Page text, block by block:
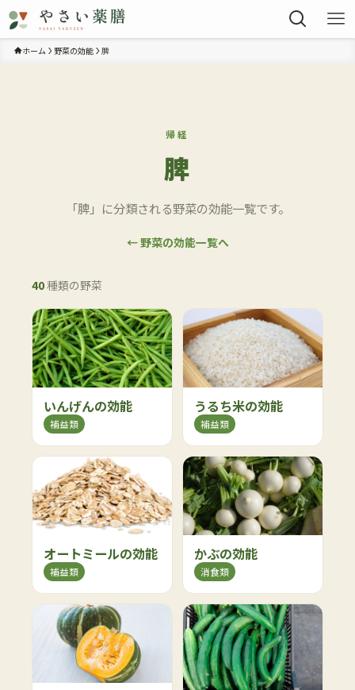
ホーム 野菜の効能 脾
帰経
脾
「脾」に分類される野菜の効能一覧です。
← 野菜の効能一覧へ
40種類の野菜
いんげんの効能
補益類
うるち米の効能
補益類
オートミールの効能
補益類
かぶの効能
消食類